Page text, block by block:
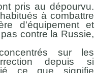
pris au dépourvu.
à combattre
d'équipement et
contre la Russie,
sur les
depuis si
ce que signifie